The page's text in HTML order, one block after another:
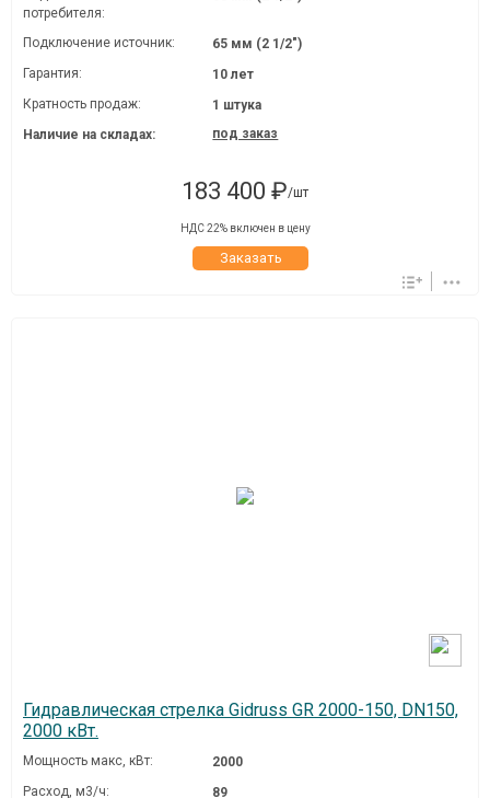
потребителя:
Подключение источник:
65 мм (2 1/2")
Гарантия:
10 лет
Кратность продаж:
1 штука
Наличие на складах:
под заказ
183 400 ₽/шт
НДС 22% включен в цену
Заказать
Гидравлическая стрелка Gidruss GR 2000-150, DN150,
2000 кВт.
Мощность макс, кВт:
2000
Расход, м3/ч:
89